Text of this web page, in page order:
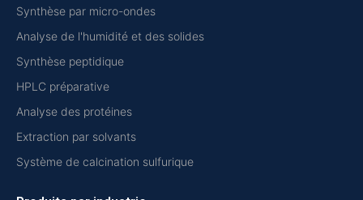
Synthèse par micro-ondes
Analyse de l'humidité et des solides
Synthèse peptidique
HPLC préparative
Analyse des protéines
Extraction par solvants
Système de calcination sulfurique